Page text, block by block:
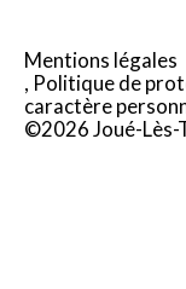
Mentions légales
Politique de
caractère
©2026 Joué-Lès-